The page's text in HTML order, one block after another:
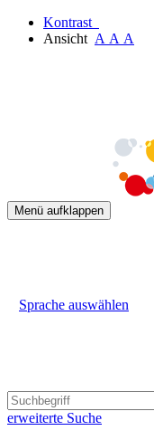
Kontrast
Ansicht A A A
Menü aufklappen
Sprache auswählen
erweiterte Suche